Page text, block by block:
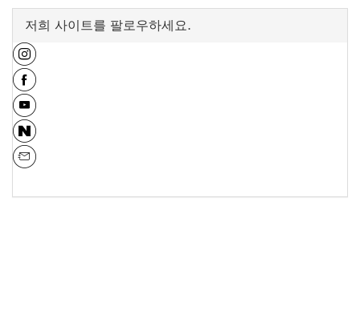
저희 사이트를 팔로우하세요.